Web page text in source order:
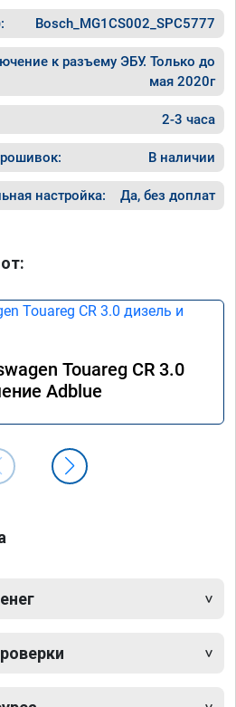
Bosch_MG1CS002_SPC5777
к разъему ЭБУ. Только до
мая 2020г
2-3 часа
В наличии
настройка: Да, без доплат
Touareg CR 3.0
Adblue